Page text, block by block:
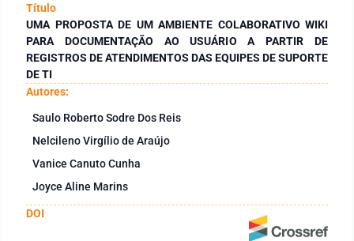
Título
UMA PROPOSTA DE UM AMBIENTE COLABORATIVO WIKI
PARA DOCUMENTAÇÃO AO USUÁRIO A PARTIR DE
REGISTROS DE ATENDIMENTOS DAS EQUIPES DE SUPORTE
DE TI
Autores:
Saulo Roberto Sodre Dos Reis
Nelcileno Virgílio de Araújo
Vanice Canuto Cunha
Joyce Aline Marins
DOI